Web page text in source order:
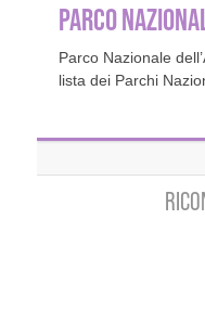
PARCO
Parco Nazionale
lista dei Parchi